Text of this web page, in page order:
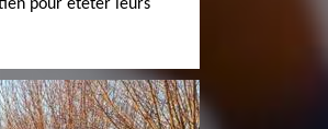
pour étêter leurs